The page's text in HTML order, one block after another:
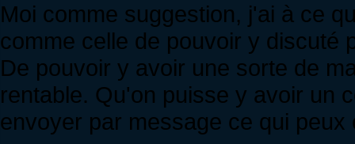
Moi comme suggestion, j'ai à ce
comme celle de pouvoir y discuté
De pouvoir y avoir une sorte de
rentable. Qu'on puisse y avoir un
envoyer par message ce qui peux